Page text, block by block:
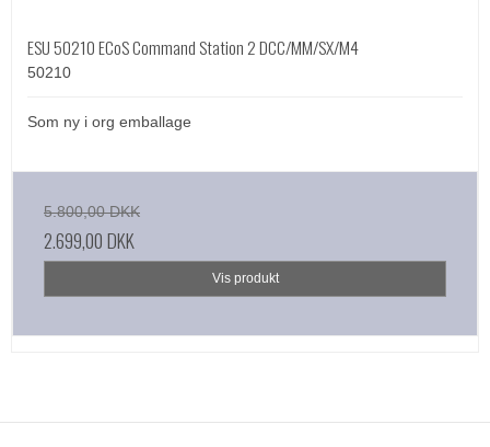
ESU 50210 ECoS Command Station 2 DCC/MM/SX/M4
50210
Som ny i org emballage
5.800,00 DKK
2.699,00 DKK
Vis produkt